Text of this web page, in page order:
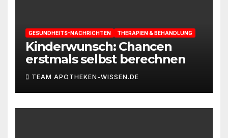
GESUNDHEITS-NACHRICHTEN THERAPIEN & BEHANDLUNG
Kinderwunsch: Chancen
erstmals selbst berechnen
TEAM APOTHEKEN-WISSEN.DE